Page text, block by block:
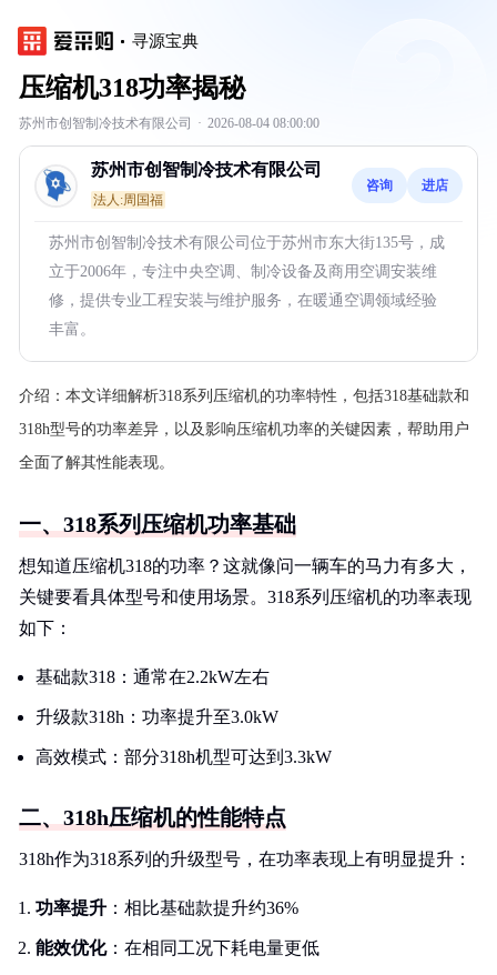
寻源宝典
压缩机318功率揭秘
苏州市创智制冷技术有限公司 · 2026-08-04 08:00:00
苏州市创智制冷技术有限公司
法人:周国福
咨询 进店
苏州市创智制冷技术有限公司位于苏州市东大街135号，成
立于2006年，专注中央空调、制冷设备及商用空调安装维
修，提供专业工程安装与维护服务，在暖通空调领域经验
丰富。
介绍： 本文详细解析318系列压缩机的功率特性，包括318基础款和
318h型号的功率差异，以及影响压缩机功率的关键因素，帮助用户
全面了解其性能表现。
一、318系列压缩机功率基础
想知道压缩机318的功率？这就像问一辆车的马力有多大，
关键要看具体型号和使用场景。318系列压缩机的功率表现
如下：
基础款318：通常在2.2kW左右
升级款318h：功率提升至3.0kW
高效模式：部分318h机型可达到3.3kW
二、318h压缩机的性能特点
318h作为318系列的升级型号，在功率表现上有明显提升：
功率提升 ：相比基础款提升约36%
能效优化：在相同工况下耗电量更低